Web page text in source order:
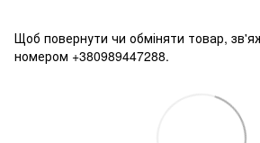
Щоб повернути чи обміняти товар,
номером +380989447288.